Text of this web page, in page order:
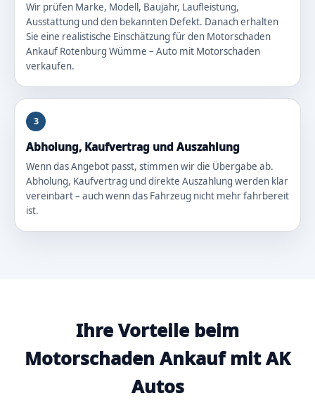
Wir prüfen Marke, Modell, Baujahr, Laufleistung,
Ausstattung und den bekannten Defekt. Danach erhalten
Sie eine realistische Einschätzung für den Motorschaden
Ankauf Rotenburg Wümme – Auto mit Motorschaden
verkaufen.
3
Abholung, Kaufvertrag und Auszahlung
Wenn das Angebot passt, stimmen wir die Übergabe ab.
Abholung, Kaufvertrag und direkte Auszahlung werden klar
vereinbart – auch wenn das Fahrzeug nicht mehr fahrbereit
ist.
Ihre Vorteile beim
Motorschaden Ankauf mit AK
Autos